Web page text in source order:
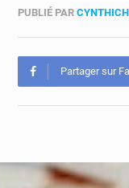
PUBLIÉ PAR
Partager sur